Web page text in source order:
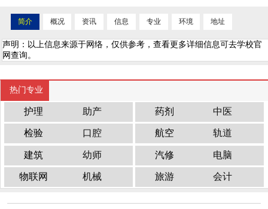
简介 概况 资讯 信息 专业 环境 地址
声明：以上信息来源于网络，仅供参考，查看更多详细信息可去学校官
网查询。
热门专业
护理 助产 药剂 中医
检验 口腔 航空 轨道
建筑 幼师 汽修 电脑
物联网 机械 旅游 会计